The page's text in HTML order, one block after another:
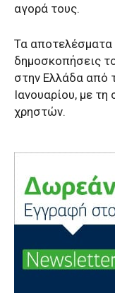
αγορά τους.
Τα αποτελέσματα
δημοσκοπήσεις
στην Ελλάδα από
Ιανουαρίου, με
χρηστών.